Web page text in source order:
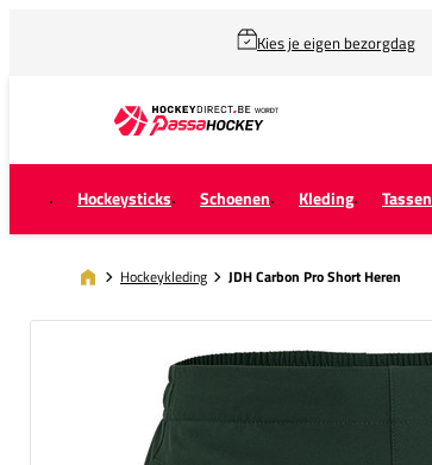
Kies je eigen bezorgdag
Hockeysticks Schoenen Kleding Tassen
Hockeykleding JDH Carbon Pro Short Heren